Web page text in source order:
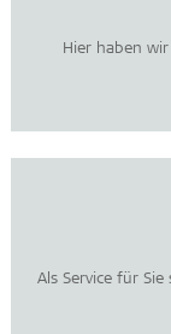
Hier haben
Als Service für